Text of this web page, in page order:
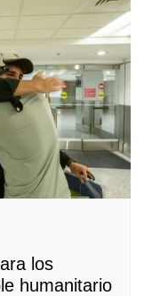
los
humanitario